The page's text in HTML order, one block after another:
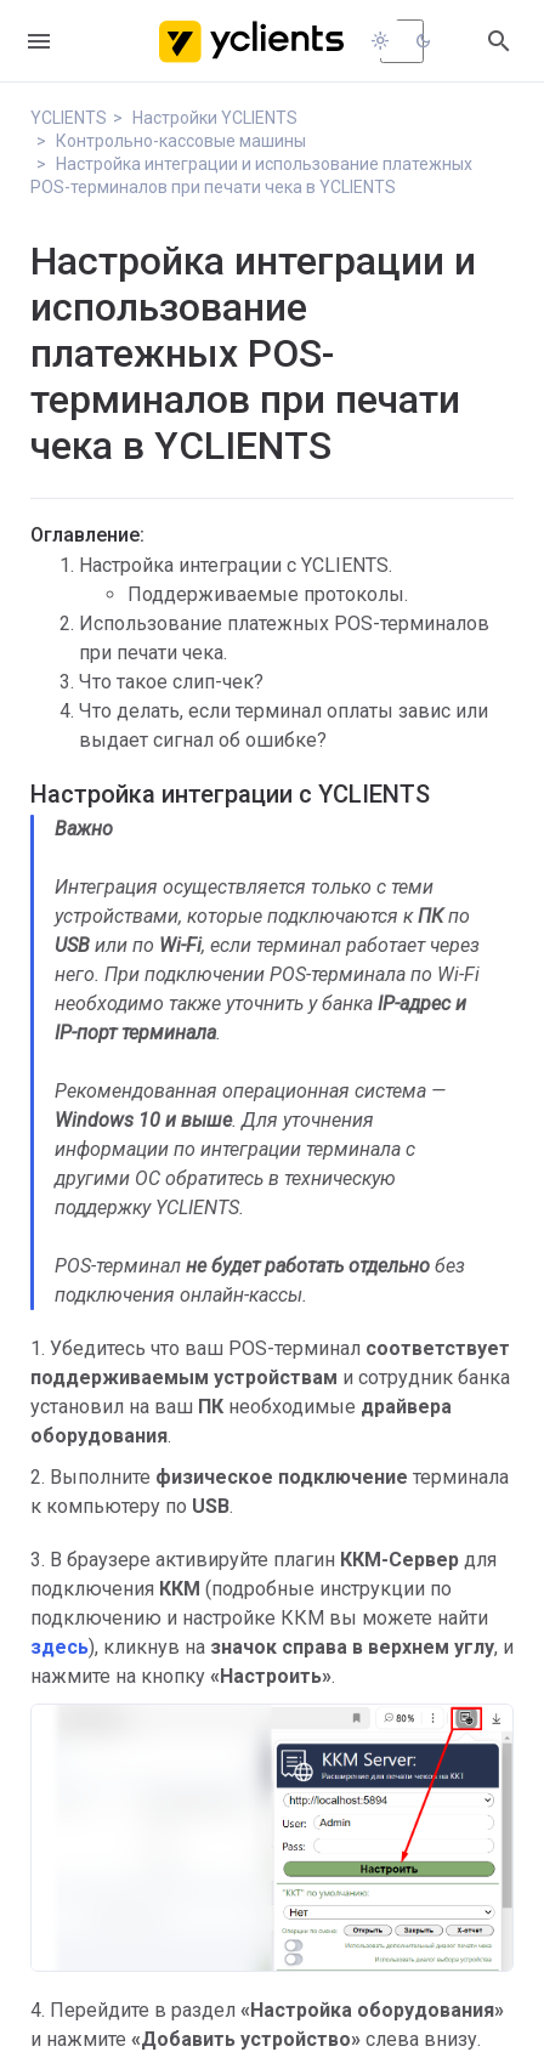
 light_mode dark_mode 
YCLIENTS
Настройки YCLIENTS
Контрольно-кассовые машины
Настройка интеграции и использование платежных
POS-терминалов при печати чека в YCLIENTS
Настройка интеграции и
использование
платежных POS-
терминалов при печати
чека в YCLIENTS
Оглавление:
Настройка интеграции с YCLIENTS.
Поддерживаемые протоколы.
Использование платежных POS-терминалов
при печати чека.
Что такое слип-чек?
Что делать, если терминал оплаты завис или
выдает сигнал об ошибке?
Настройка интеграции с YCLIENTS
Важно
Интеграция осуществляется только с теми
устройствами, которые подключаются кПКпо
USB или по Wi-Fi, если терминал работает через
него. При подключении POS-терминала по Wi-Fi
необходимо также уточнить у банка IP-адрес и
IP-порт терминала.
Рекомендованная операционная система —
Windows 10 и выше. Для уточнения
информации по интеграции терминала с
другими ОС обратитесь в техническую
поддержку YCLIENTS.
POS-терминал не будет работать отдельно без
подключения онлайн-кассы.
1. Убедитесь что ваш POS-терминал соответствует
поддерживаемым устройствам и сотрудник банка
установил на ваш ПК необходимые драйвера
оборудования.
2. Выполните физическое подключение терминала
к компьютеру по USB.
3. В браузере активируйте плагин ККМ-Сервер для
подключения ККМ (подробные инструкции по
подключению и настройке ККМ вы можете найти
здесь), кликнув на значок справа в верхнем углу, и
нажмите на кнопку «Настроить».
4. Перейдите в раздел «Настройка оборудования»
и нажмите «Добавить устройство» слева внизу.